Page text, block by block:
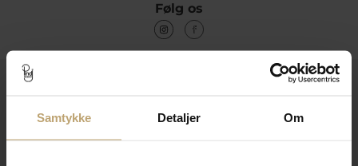
Samtykke Detaljer Om
Følg os
Kontakt
Åbningstider I Butikken